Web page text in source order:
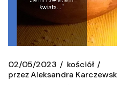
02/05/2023
kościół
przezAleksandra